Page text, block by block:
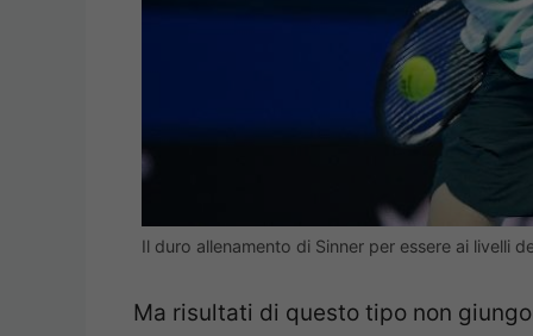
Il duro allenamento di Sinner per essere ai livelli
Ma risultati di questo tipo non